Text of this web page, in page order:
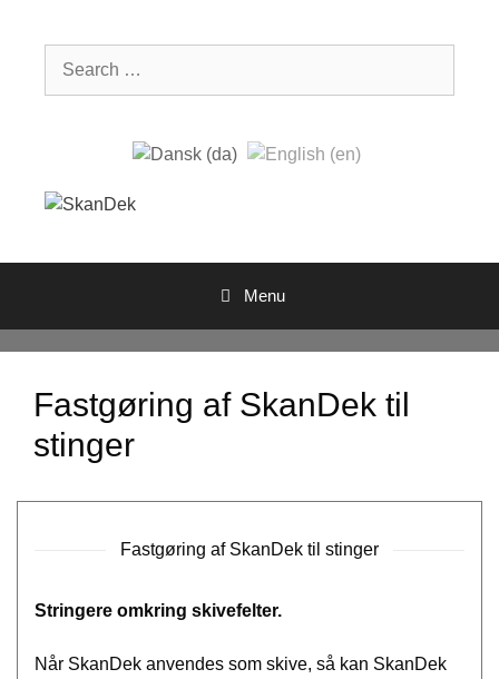
Menu
Fastgøring af SkanDek til
stinger
Fastgøring af SkanDek til stinger
Stringere omkring skivefelter.
Når SkanDek anvendes som skive, så kan SkanDek